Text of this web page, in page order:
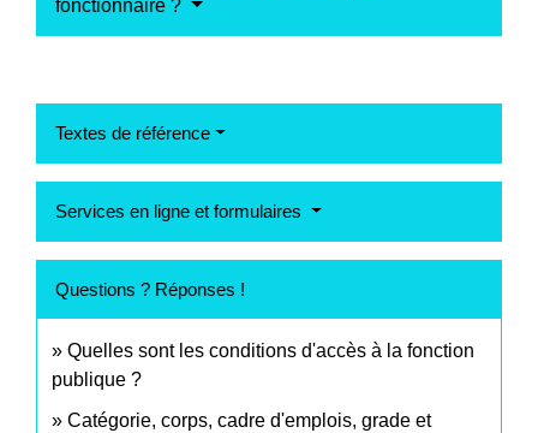
fonctionnaire ?
Textes de référence
Services en ligne et formulaires
Questions ? Réponses !
Quelles sont les conditions d'accès à la fonction
publique ?
Catégorie, corps, cadre d'emplois, grade et